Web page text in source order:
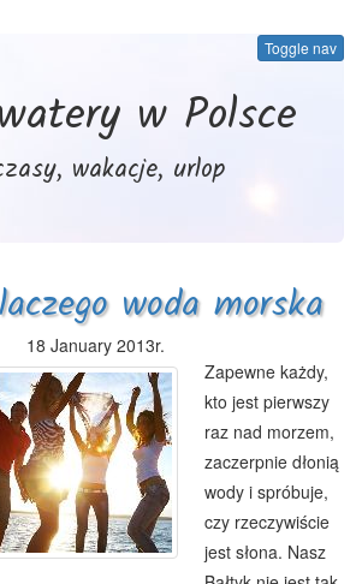
Toggle nav
w Polsce
wakacje, urlop
woda morska
słona?
18 January 2013r.
Zapewne każdy,
kto jest pierwszy
raz nad morzem,
zaczerpnie dłonią
wody i spróbuje,
czy rzeczywiście
jest słona. Nasz